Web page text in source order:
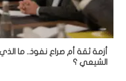
أزمة ثقة أم صراع نفوذ.. ما
الشيعي ؟